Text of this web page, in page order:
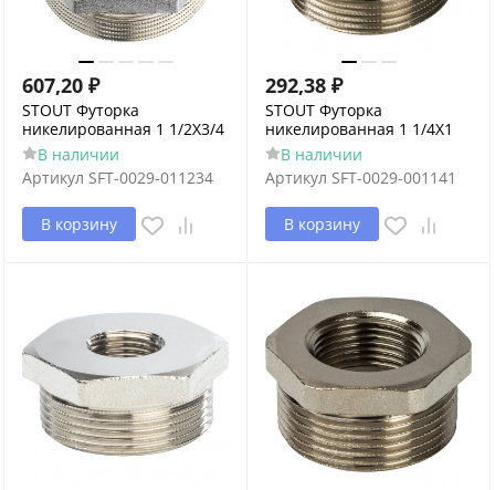
607,20 ₽
STOUT Футорка
никелированная 1 1/2X3/4
В наличии
Артикул SFT-0029-011234
В корзину
292,38 ₽
STOUT Футорка
никелированная 1 1/4X1
В наличии
Артикул SFT-0029-001141
В корзину